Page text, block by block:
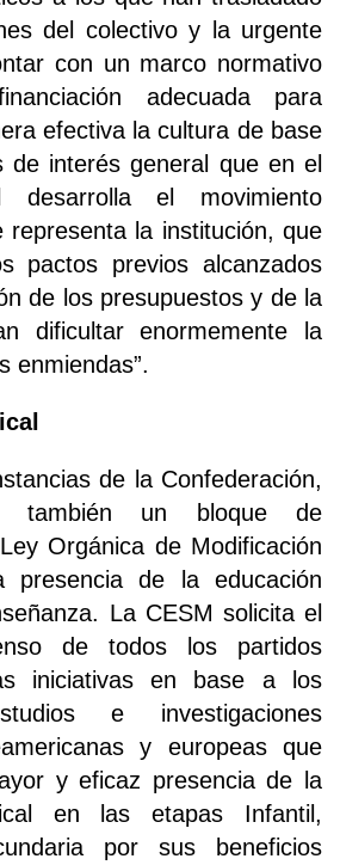
del colectivo y la urgente
con un marco normativo
adecuada para
efectiva la cultura de base
de interés general que en el
desarrolla el movimiento
representa la institución, que
pactos previos alcanzados
de los presupuestos y de la
dificultar enormemente la
enmiendas”.
de la Confederación,
también un bloque de
Orgánica de Modificación
presencia de la educación
La CESM solicita el
de todos los partidos
iniciativas en base a los
e investigaciones
y europeas que
y eficaz presencia de la
en las etapas Infantil,
por sus beneficios